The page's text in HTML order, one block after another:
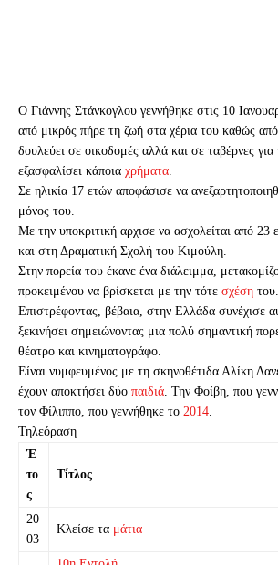
Ο Γιάννης Στάνκογλου γεννήθηκε στις 10
από μικρός πήρε τη ζωή στα χέρια του καθώς
δουλεύει σε οικοδομές αλλά και σε ταβέρνες για
εξασφαλίσει κάποια χρήματα.
Σε ηλικία 17 ετών αποφάσισε να
μόνος του.
Με την υποκριτική αρχισε να ασχολείται από 23
και στη Δραματική Σχολή του Κιμούλη.
Στην πορεία του έκανε ένα διάλειμμα,
προκειμένου να βρίσκεται με την τότε σχέση του.
Επιστρέφοντας, βέβαια, στην Ελλάδα συνέχισε
ξεκινήσει σημειώνοντας μια πολύ σημαντική
θέατρο και κινηματογράφο.
Είναι νυμφευμένος με τη σκηνοθέτιδα Αλίκη
έχουν αποκτήσει δύο παιδιά. Την Φοίβη, που
τον Φίλιππο, που γεννήθηκε το 2014.
Τηλεόραση
Έ
το
ς
Τίτλος
20
03
Κλείσε τα μάτια